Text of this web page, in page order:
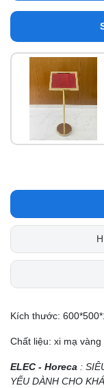
Kích thước:
Chất liệu: xi mạ vàng
ELEC - Horeca :
YẾU DÀNH CHO